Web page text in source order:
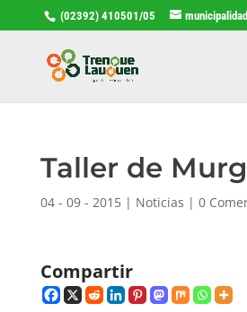
(02392) 410501/05
Taller de
04 - 09 - 2015| Noticias | 0
Compartir